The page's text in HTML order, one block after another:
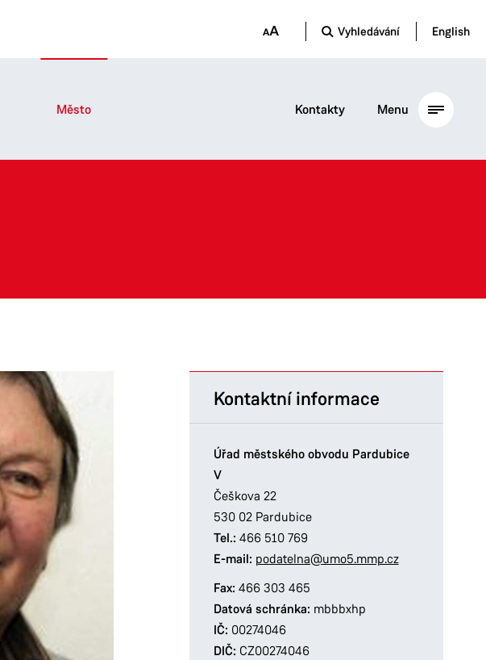
Vyhledávání English
Město Kontakty Menu
Kontaktní informace
Úřad městského obvodu Pardubice
V
Češkova 22
530 02 Pardubice
Tel.: 466 510 769
E-mail: podatelna@umo5.mmp.cz
Fax: 466 303 465
Datová schránka: mbbbxhp
IČ: 00274046
DIČ: CZ00274046